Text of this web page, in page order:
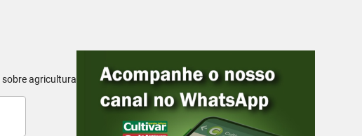
sobre agricultura